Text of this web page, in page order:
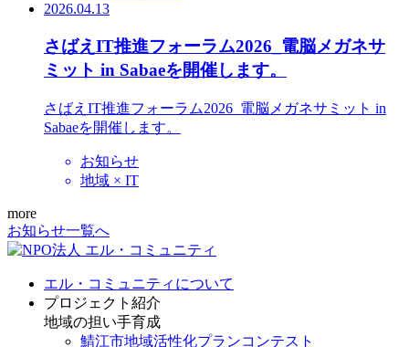
2026.04.13
さばえIT推進フォーラム2026_電脳メガネサ
ミット in Sabaeを開催します。
さばえIT推進フォーラム2026_電脳メガネサミット in
Sabaeを開催します。
お知らせ
地域 × IT
more
お知らせ一覧へ
エル・コミュニティについて
プロジェクト紹介
地域の担い手育成
鯖江市地域活性化プランコンテスト